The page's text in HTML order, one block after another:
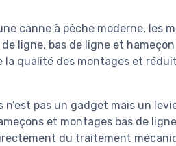
canne à pêche moderne, les
ligne, bas de ligne et
la qualité des montages et
pas un gadget mais un
et montages bas de
du traitement